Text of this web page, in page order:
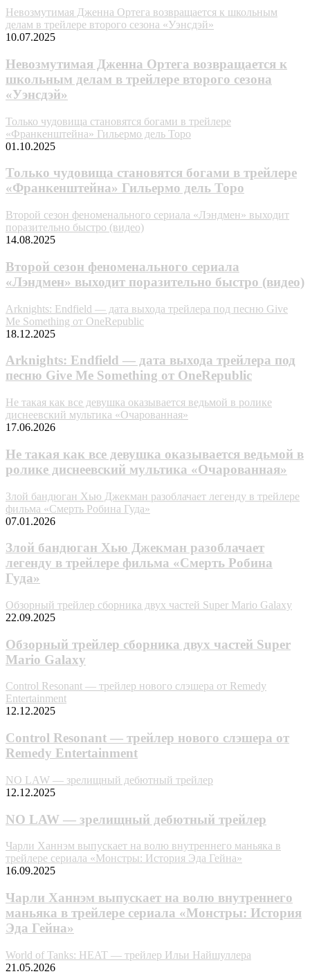
Невозмутимая Дженна Ортега возвращается к школьным
делам в трейлере второго сезона «Уэнсдэй»
10.07.2025
Невозмутимая Дженна Ортега возвращается к
школьным делам в трейлере второго сезона
«Уэнсдэй»
Только чудовища становятся богами в трейлере
«Франкенштейна» Гильермо дель Торо
01.10.2025
Только чудовища становятся богами в трейлере
«Франкенштейна» Гильермо дель Торо
Второй сезон феноменального сериала «Лэндмен» выходит
поразительно быстро (видео)
14.08.2025
Второй сезон феноменального сериала
«Лэндмен» выходит поразительно быстро (видео)
Arknights: Endfield — дата выхода трейлера под песню Give
Me Something от OneRepublic
18.12.2025
Arknights: Endfield — дата выхода трейлера под
песню Give Me Something от OneRepublic
Не такая как все девушка оказывается ведьмой в ролике
диснеевский мультика «Очарованная»
17.06.2026
Не такая как все девушка оказывается ведьмой в
ролике диснеевский мультика «Очарованная»
Злой бандюган Хью Джекман разоблачает легенду в трейлере
фильма «Смерть Робина Гуда»
07.01.2026
Злой бандюган Хью Джекман разоблачает
легенду в трейлере фильма «Смерть Робина
Гуда»
Обзорный трейлер сборника двух частей Super Mario Galaxy
22.09.2025
Обзорный трейлер сборника двух частей Super
Mario Galaxy
Control Resonant — трейлер нового слэшера от Remedy
Entertainment
12.12.2025
Control Resonant — трейлер нового слэшера от
Remedy Entertainment
NO LAW — зрелищный дебютный трейлер
12.12.2025
NO LAW — зрелищный дебютный трейлер
Чарли Ханнэм выпускает на волю внутреннего маньяка в
трейлере сериала «Монстры: История Эда Гейна»
16.09.2025
Чарли Ханнэм выпускает на волю внутреннего
маньяка в трейлере сериала «Монстры: История
Эда Гейна»
World of Tanks: HEAT — трейлер Ильи Найшуллера
21.05.2026